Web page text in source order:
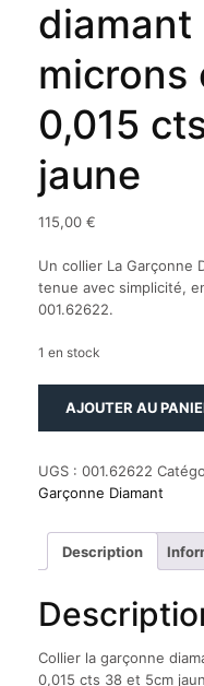
diamant
microns
0,015
jaune
115,00 €
Un collier La Garçonne
tenue avec simplicité,
001.62622.
1 en stock
garçonne
diamant
3
diamant
0,015
AJOUTER AU
UGS : 001.62622
Garçonne Diamant
Description
Collier la garçonne
0,015 cts 38 et 5cm